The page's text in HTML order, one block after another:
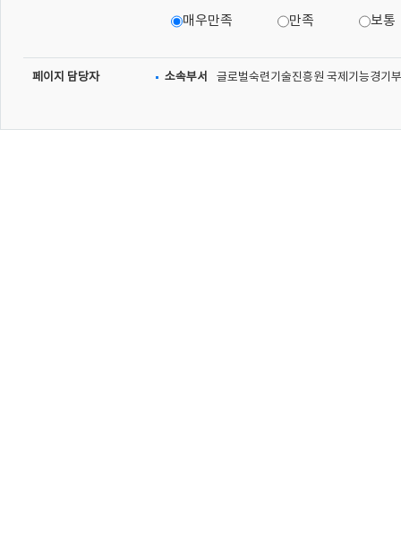
매우만족 만족 보통
페이지 담당자 소속부서 글로벌숙련기술진흥원 국제기능경기부